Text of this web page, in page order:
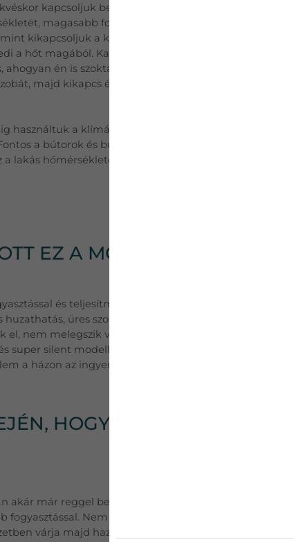
kapcsoljuk be a klímát akkor szegény masina
magasabb fokozatba kapcsolva a kül és beltéri
kikapcsoljuk a klímát rögtön visszamelegszik a
a hőt magából. Kapufa.
ahogyan én is szoktam immáron 25 éve: a kánikulás
majd kikapcs és lefekszem a teljes csöndben,
használtuk a klímát annyi ideig lehet számítani a
a bútorok és burkolatok lehűtése, a túlmelegedés
lakás hőmérséklete.
EZ A MÓDSZER AZ
és teljesítményen üzemel,
üres szobát hűtünk,
nem melegszik vissza a szoba az éjszaka közepére,
super silent modelleket megvenni, nem érdekes a
a házon az ingyen hűtötte le magát a nappali
HOGYAN ÉRDEMES
akár már reggel beindíthatjuk a klímát, ez igaz a
fogyasztással. Nem engedi túlmelegedni a lakást és
várja majd haza a gazdáját.